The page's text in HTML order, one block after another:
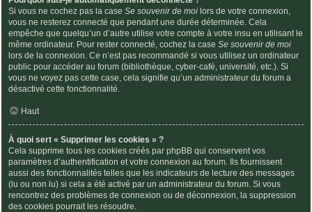
Si vous ne cochez pas la case Se souvenir de moi lors de votre connexion,
vous ne resterez connecté que pendant une durée déterminée. Cela
empêche que quelqu’un d’autre utilise votre compte à votre insu en utilisant le
même ordinateur. Pour rester connecté, cochez la case Se souvenir de moi
lors de la connexion. Ce n’est pas recommandé si vous utilisez un ordinateur
public pour accéder au forum (bibliothèque, cyber-café, université, etc.). Si
vous ne voyez pas cette case, cela signifie qu’un administrateur du forum a
désactivé cette fonctionnalité.
Haut
À quoi sert « Supprimer les cookies » ?
Cela supprime tous les cookies créés par phpBB qui conservent vos
paramètres d’authentification et votre connexion au forum. Ils fournissent
aussi des fonctionnalités telles que les indicateurs de lecture des messages
(lu ou non lu) si cela a été activé par un administrateur du forum. Si vous
rencontrez des problèmes de connexion ou de déconnexion, la suppression
des cookies pourrait les résoudre.